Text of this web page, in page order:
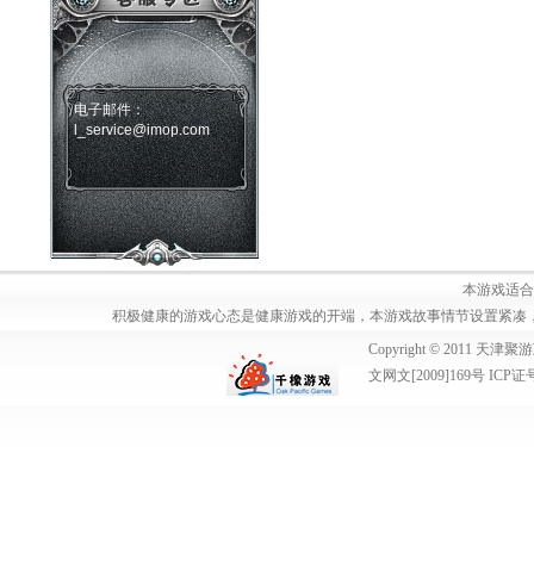
电子邮件：
l_service@imop.com
本游戏适
积极健康的游戏心态是健康游戏的开端，本游戏故事情节设置紧
Copyright © 2011 天津聚
文网文[2009]169号 ICP证